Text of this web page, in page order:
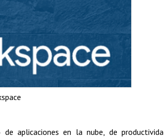
aplicaciones en la nube, de